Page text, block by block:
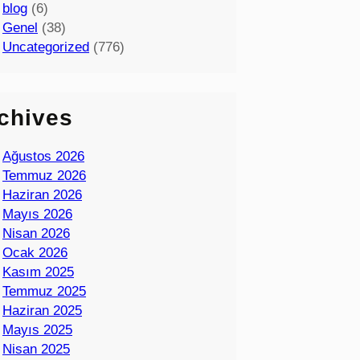
blog (6)
Genel (38)
Uncategorized (776)
Ağustos 2026
Temmuz 2026
Haziran 2026
Mayıs 2026
Nisan 2026
Ocak 2026
Kasım 2025
Temmuz 2025
Haziran 2025
Mayıs 2025
Nisan 2025